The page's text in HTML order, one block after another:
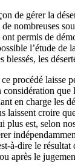
de gérer la
nombreuses
permis de
l’étude de
les
procédé laisse
en charge les
laissent croire
est, selon
à-dire le
après le